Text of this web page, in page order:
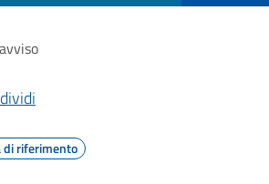
di riferimento